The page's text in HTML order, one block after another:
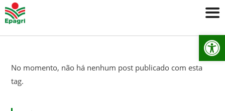
No momento, não há nenhum post publicado com esta
tag.